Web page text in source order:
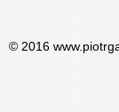
© 2016